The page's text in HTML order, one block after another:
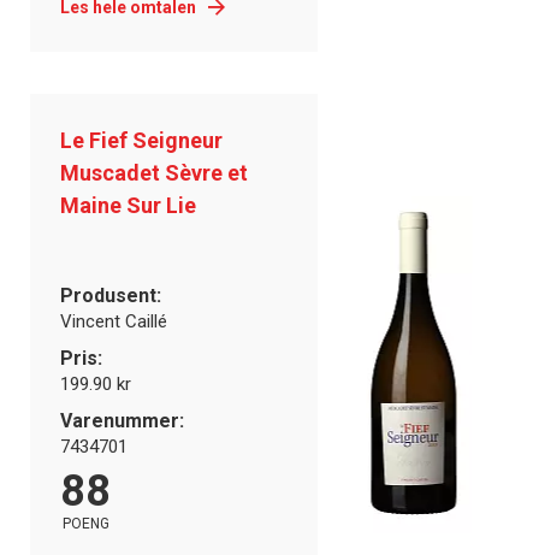
Les hele omtalen
Le Fief Seigneur
Muscadet Sèvre et
Maine Sur Lie
Produsent:
Vincent Caillé
Pris:
199.90 kr
Varenummer:
7434701
88
POENG